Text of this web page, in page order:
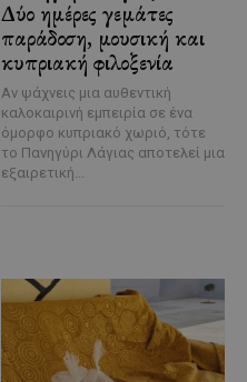
Δύο ημέρες γεμάτες
παράδοση, μουσική και
κυπριακή φιλοξενία
Αν ψάχνεις μια αυθεντική
καλοκαιρινή εμπειρία σε ένα
όμορφο κυπριακό χωριό, τότε
το Πανηγύρι Λάγιας αποτελεί μια
εξαιρετική...